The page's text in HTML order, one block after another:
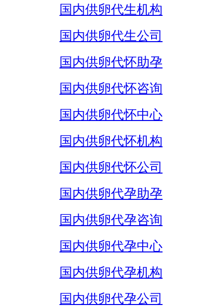
国内供卵代生机构
国内供卵代生公司
国内供卵代怀助孕
国内供卵代怀咨询
国内供卵代怀中心
国内供卵代怀机构
国内供卵代怀公司
国内供卵代孕助孕
国内供卵代孕咨询
国内供卵代孕中心
国内供卵代孕机构
国内供卵代孕公司